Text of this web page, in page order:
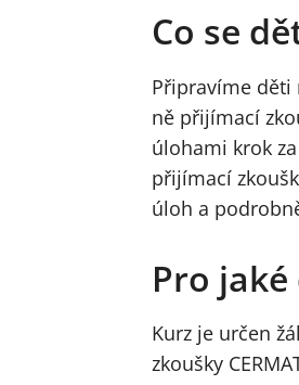
Co se
Připravíme děti
ně přijímací
úlohami krok
přijímací
úloh a
Pro
Kurz je určen
zkoušky